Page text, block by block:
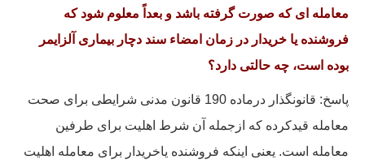
معامله ای که صورت گرفته باشد و بعداً معلوم شود که
فروشنده یا خریدار در زمان امضاء سند دچار بیماری آلزایمر
بوده است، چه حالتی دارد؟
پاسخ: قانونگذار درماده 190 قانون مدنی شرایطی برای صحت
معامله قیدکرده که ازجمله آن شرط اهلیت برای طرفین
معامله است. یعنی اینکه فروشنده یاخریدار برای معامله اهلیت